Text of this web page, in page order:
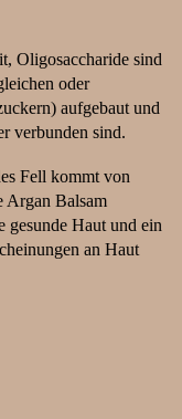
Oligosaccharide sind
oder
aufgebaut und
verbunden sind.
Fell kommt von
Argan Balsam
gesunde Haut und ein
an Haut